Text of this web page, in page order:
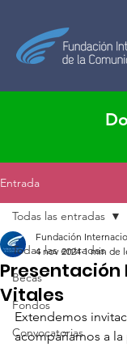
Entrada
Todas las entradas
Becas
Fondos
Convocatorias
Todas las entradas
Presentación
Vitales
Fundación
4 nov 2024 1 min de
Extendemos
acompañarnos a